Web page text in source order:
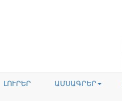
ԼՈՒՐԵՐ ԱՄՍԱԳՐԵՐ